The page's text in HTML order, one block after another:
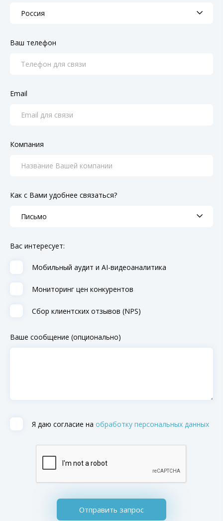
Ваш телефон
Email
Компания
Как с Вами удобнее связаться?
Вас интересует:
Мобильный аудит и AI-видеоаналитика
Мониторинг цен конкурентов
Сбор клиентских отзывов (NPS)
Ваше сообщение (опционально)
Я даю согласие на обработку персональных данных
Отправить запрос